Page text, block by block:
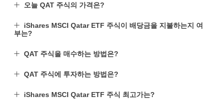
오늘 QAT 주식의 가격은?
iShares MSCI Qatar ETF 주식이 배당금을 지불하는지 여
부는?
QAT 주식을 매수하는 방법은?
QAT 주식에 투자하는 방법은?
iShares MSCI Qatar ETF 주식 최고가는?